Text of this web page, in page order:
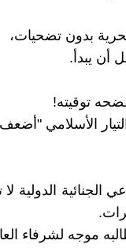
بدون تضحيات،
أن يبدأ.
توقيته!
التيار الأسلامي
الجنائية الدولية
موجه لشرفاء